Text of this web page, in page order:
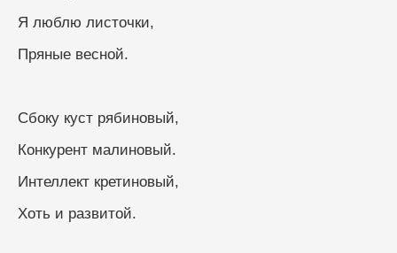
Я люблю листочки,
Пряные весной.
Сбоку куст рябиновый,
Конкурент малиновый.
Интеллект кретиновый,
Хоть и развитой.